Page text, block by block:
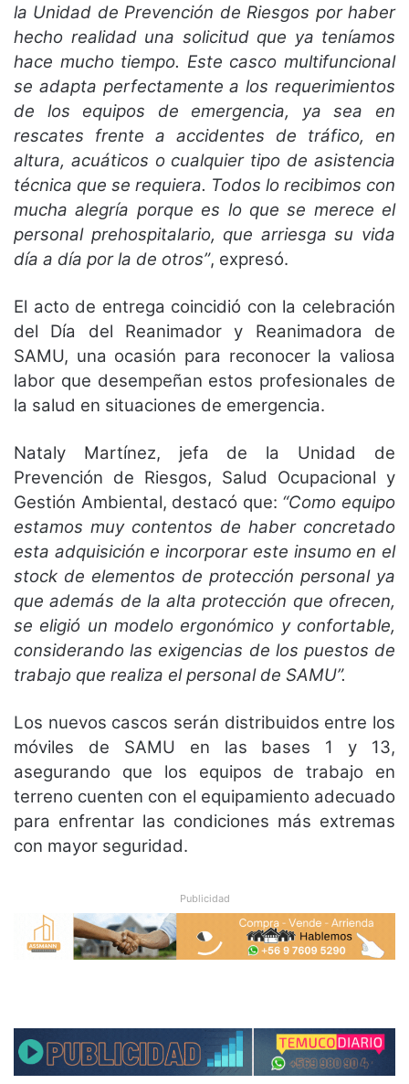
la Unidad de Prevención de Riesgos por haber
hecho realidad una solicitud que ya teníamos
hace mucho tiempo. Este casco multifuncional
se adapta perfectamente a los requerimientos
de los equipos de emergencia, ya sea en
rescates frente a accidentes de tráfico, en
altura, acuáticos o cualquier tipo de asistencia
técnica que se requiera. Todos lo recibimos con
mucha alegría porque es lo que se merece el
personal prehospitalario, que arriesga su vida
día a día por la de otros”, expresó.
El acto de entrega coincidió con la celebración
del Día del Reanimador y Reanimadora de
SAMU, una ocasión para reconocer la valiosa
labor que desempeñan estos profesionales de
la salud en situaciones de emergencia.
Nataly Martínez, jefa de la Unidad de
Prevención de Riesgos, Salud Ocupacional y
Gestión Ambiental, destacó que: “Como equipo
estamos muy contentos de haber concretado
esta adquisición e incorporar este insumo en el
stock de elementos de protección personal ya
que además de la alta protección que ofrecen,
se eligió un modelo ergonómico y confortable,
considerando las exigencias de los puestos de
trabajo que realiza el personal de SAMU”.
Los nuevos cascos serán distribuidos entre los
móviles de SAMU en las bases 1 y 13,
asegurando que los equipos de trabajo en
terreno cuenten con el equipamiento adecuado
para enfrentar las condiciones más extremas
con mayor seguridad.
Publicidad